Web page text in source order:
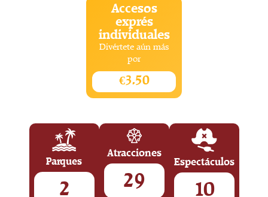
Accesos
exprés
individuales
Divértete aún más
por
€3.50
Parques
2
Atracciones
29
Espectáculos
10